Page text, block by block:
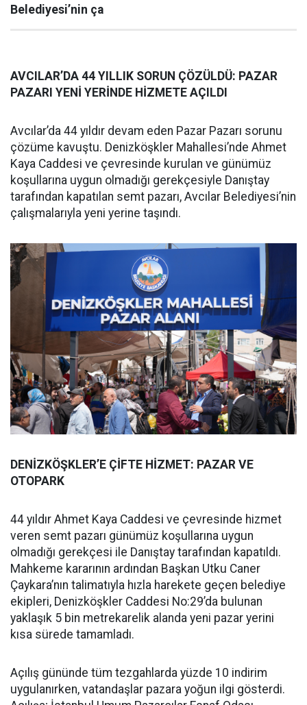
Belediyesi’nin ça
AVCILAR’DA 44 YILLIK SORUN ÇÖZÜLDÜ: PAZAR
PAZARI YENİ YERİNDE HİZMETE AÇILDI
Avcılar’da 44 yıldır devam eden Pazar Pazarı sorunu
çözüme kavuştu. Denizköşkler Mahallesi’nde Ahmet
Kaya Caddesi ve çevresinde kurulan ve günümüz
koşullarına uygun olmadığı gerekçesiyle Danıştay
tarafından kapatılan semt pazarı, Avcılar Belediyesi’nin
çalışmalarıyla yeni yerine taşındı.
DENİZKÖŞKLER’E ÇİFTE HİZMET: PAZAR VE
OTOPARK
44 yıldır Ahmet Kaya Caddesi ve çevresinde hizmet
veren semt pazarı günümüz koşullarına uygun
olmadığı gerekçesi ile Danıştay tarafından kapatıldı.
Mahkeme kararının ardından Başkan Utku Caner
Çaykara’nın talimatıyla hızla harekete geçen belediye
ekipleri, Denizköşkler Caddesi No:29’da bulunan
yaklaşık 5 bin metrekarelik alanda yeni pazar yerini
kısa sürede tamamladı.
Açılış gününde tüm tezgahlarda yüzde 10 indirim
uygulanırken, vatandaşlar pazara yoğun ilgi gösterdi.